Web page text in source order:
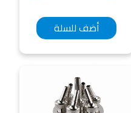
أضف للسلة